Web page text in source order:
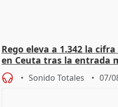
Rego eleva a 1.342 la
en Ceuta tras la entrada
Sonido Totales 07/